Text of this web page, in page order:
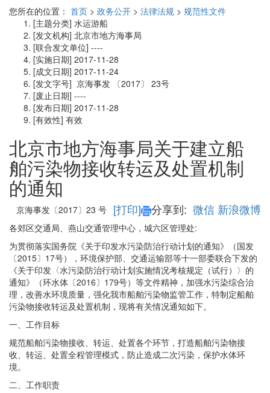
您所在的位置： 首页 > 政务公开 > 法律法规 > 规范性文件
[主题分类] 水运游船
[发文机构] 北京市地方海事局
[联合发文单位] ----
[实施日期] 2017-11-28
[成文日期] 2017-11-24
[发文字号] 京海事发 〔2017〕 23号
[废止日期] ----
[发布日期] 2017-11-28
[有效性] 有效
北京市地方海事局关于建立船
舶污染物接收转运及处置机制
的通知
[打印] 分享到: 微信 新浪微博
京海事发〔2017〕23 号
各郊区交通局、燕山交通管理中心，城六区管理处:
为贯彻落实国务院《关于印发水污染防治行动计划的通知》（国发
〔2015〕17号），环境保护部、交通运输部等十一部委联合下发的
《关于印发〈水污染防治行动计划实施情况考核规定（试行）〉的
通知》（环水体〔2016〕179号）等文件精神，加强水污染综合治
理，改善水环境质量，强化我市船舶污染物监管工作，特制定船舶
污染物接收转运及处置机制，现将有关情况通知如下。
一、工作目标
规范船舶污染物接收、转运、处置各个环节，打造船舶污染物接
收、转运、处置全程管理模式，防止造成二次污染，保护水体环
境。
二、工作职责